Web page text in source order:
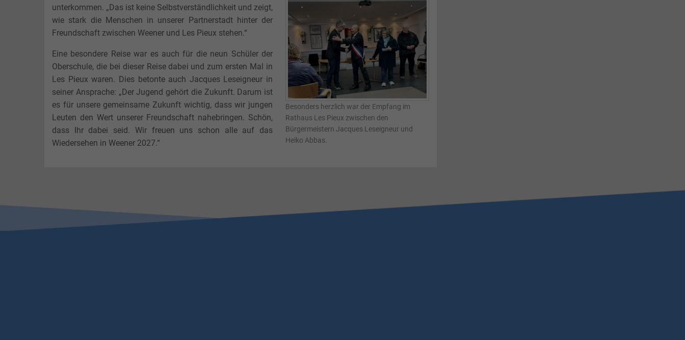
Besonders herzlich war der Empfang im
Rathaus Les Pieux zwischen den
Bürgermeistern Jacques Leseigneur und
Heiko Abbas.
unterkommen. „Das ist keine Selbstverständlichkeit und zeigt,
wie stark die Menschen in unserer Partnerstadt hinter der
Freundschaft zwischen Weener und Les Pieux stehen.“
Eine besondere Reise war es auch für die neun Schüler der
Oberschule, die bei dieser Reise dabei und zum ersten Mal in
Les Pieux waren. Dies betonte auch Jacques Leseigneur in
seiner Ansprache: „Der Jugend gehört die Zukunft. Darum ist
es für unsere gemeinsame Zukunft wichtig, dass wir jungen
Leuten den Wert unserer Freundschaft nahebringen. Schön,
dass Ihr dabei seid. Wir freuen uns schon alle auf das
Wiedersehen in Weener 2027.“